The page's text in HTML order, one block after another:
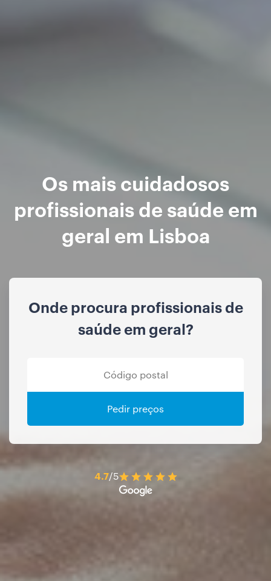
Os mais cuidadosos
profissionais de saúde em
geral em Lisboa
Onde procura profissionais de
saúde em geral?
Pedir preços
4.7/5